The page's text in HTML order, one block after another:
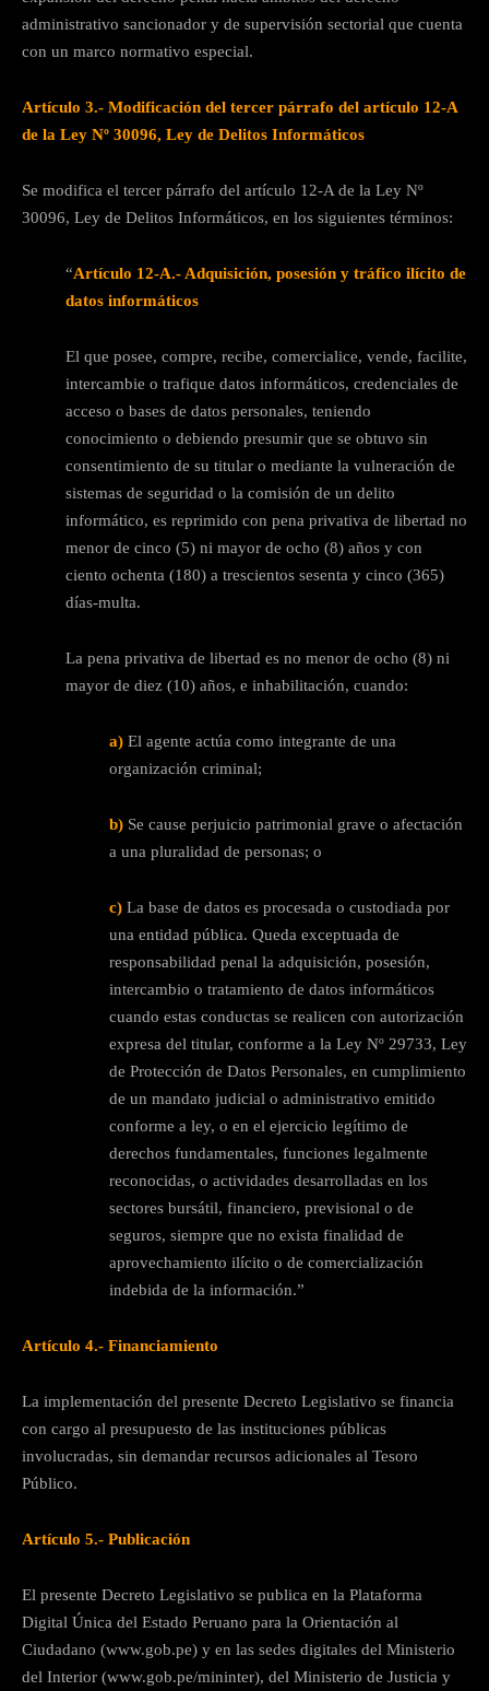
administrativo sancionador y de supervisión sectorial que cuenta
con un marco normativo especial.
Artículo 3.- Modificación del tercer párrafo del artículo 12-A
de la Ley Nº 30096, Ley de Delitos Informáticos
Se modifica el tercer párrafo del artículo 12-A de la Ley Nº
30096, Ley de Delitos Informáticos, en los siguientes términos:
“Artículo 12-A.- Adquisición, posesión y tráfico ilícito de
datos informáticos
El que posee, compre, recibe, comercialice, vende, facilite,
intercambie o trafique datos informáticos, credenciales de
acceso o bases de datos personales, teniendo
conocimiento o debiendo presumir que se obtuvo sin
consentimiento de su titular o mediante la vulneración de
sistemas de seguridad o la comisión de un delito
informático, es reprimido con pena privativa de libertad no
menor de cinco (5) ni mayor de ocho (8) años y con
ciento ochenta (180) a trescientos sesenta y cinco (365)
días-multa.
La pena privativa de libertad es no menor de ocho (8) ni
mayor de diez (10) años, e inhabilitación, cuando:
a) El agente actúa como integrante de una
organización criminal;
b) Se cause perjuicio patrimonial grave o afectación
a una pluralidad de personas; o
c) La base de datos es procesada o custodiada por
una entidad pública. Queda exceptuada de
responsabilidad penal la adquisición, posesión,
intercambio o tratamiento de datos informáticos
cuando estas conductas se realicen con autorización
expresa del titular, conforme a la Ley Nº 29733, Ley
de Protección de Datos Personales, en cumplimiento
de un mandato judicial o administrativo emitido
conforme a ley, o en el ejercicio legítimo de
derechos fundamentales, funciones legalmente
reconocidas, o actividades desarrolladas en los
sectores bursátil, financiero, previsional o de
seguros, siempre que no exista finalidad de
aprovechamiento ilícito o de comercialización
indebida de la información.”
Artículo 4.- Financiamiento
La implementación del presente Decreto Legislativo se financia
con cargo al presupuesto de las instituciones públicas
involucradas, sin demandar recursos adicionales al Tesoro
Público.
Artículo 5.- Publicación
El presente Decreto Legislativo se publica en la Plataforma
Digital Única del Estado Peruano para la Orientación al
Ciudadano (www.gob.pe) y en las sedes digitales del Ministerio
del Interior (www.gob.pe/mininter), del Ministerio de Justicia y